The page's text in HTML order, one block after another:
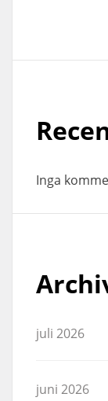
Inga
juli 2026
juni 2026